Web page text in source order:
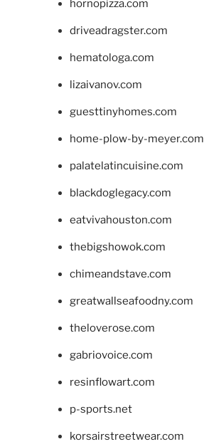
hornopizza.com
driveadragster.com
hematologa.com
lizaivanov.com
guesttinyhomes.com
home-plow-by-meyer.com
palatelatincuisine.com
blackdoglegacy.com
eatvivahouston.com
thebigshowok.com
chimeandstave.com
greatwallseafoodny.com
theloverose.com
gabriovoice.com
resinflowart.com
p-sports.net
korsairstreetwear.com